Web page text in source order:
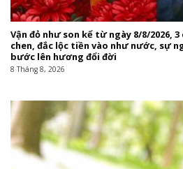
Vận đỏ như son kể từ ngày 8/8/2026,
chen, đắc lộc tiền vào như nước, sự
bước lên hương đổi đời
8 Tháng 8, 2026